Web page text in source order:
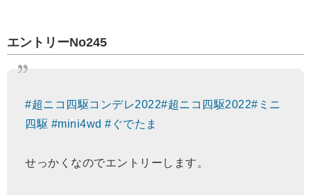
エントリーNo245
#超ニコ四駆コンデレ2022#超ニコ四駆2022#ミニ
四駆 #mini4wd #ぐでたま
せっかくなのでエントリーします。